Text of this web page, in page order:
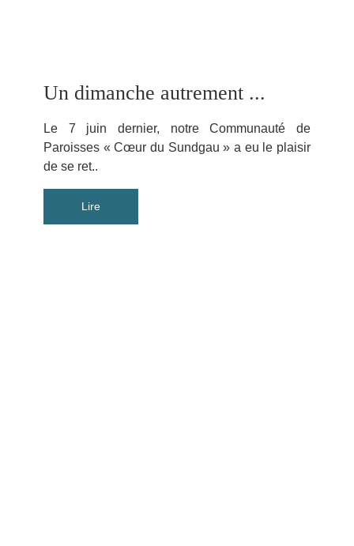
Un dimanche autrement ...
Le 7 juin dernier, notre Communauté de
Paroisses « Cœur du Sundgau » a eu le plaisir
de se ret..